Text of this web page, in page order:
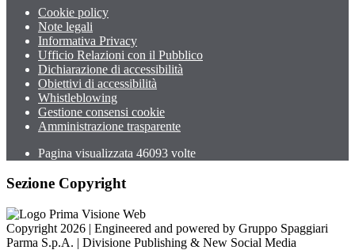
Cookie policy
Note legali
Informativa Privacy
Ufficio Relazioni con il Pubblico
Dichiarazione di accessibilità
Obiettivi di accessibilità
Whistleblowing
Gestione consensi cookie
Amministrazione trasparente
Pagina visualizzata 46093 volte
Sezione Copyright
Copyright 2026 | Engineered and powered by Gruppo Spaggiari
Parma S.p.A. | Divisione Publishing & New Social Media